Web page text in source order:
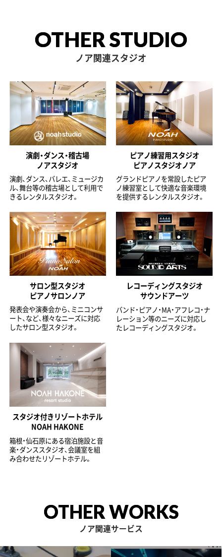
OTHER STUDIO
ノア関連スタジオ
演劇・ダンス・稽古場
ノアスタジオ
演劇、ダンス、バレエ、ミュージカ
ル、舞台等の稽古場として利用で
きるレンタルスタジオ。
ピアノ練習用スタジオ
ピアノスタジオノア
グランドピアノを常設したピア
ノ練習室として快適な音楽環境
を提供するレンタルスタジオ。
サロン型スタジオ
ピアノサロンノア
発表会や演奏会から、ミニコンサ
ート、など、様々なニーズに対応
したサロン型スタジオ。
レコーディングスタジオ
サウンドアーツ
バンド・ピアノ・MA・アフレコ・ナ
レーション等のニーズに対応し
たレコーディングスタジオ。
スタジオ付きリゾートホテル
NOAH HAKONE
箱根・仙石原にある宿泊施設と音
楽・ダンススタジオ、会議室を組
み合わせたリゾートホテル。
OTHER WORKS
ノア関連サービス